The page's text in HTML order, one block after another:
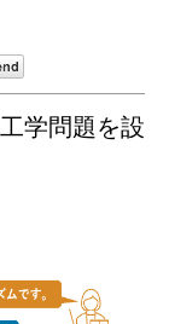
学問題を設